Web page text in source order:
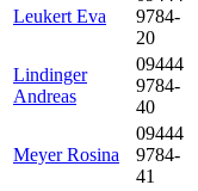
Leukert Eva
9784-
20
Lindinger
Andreas
09444
9784-
40
Meyer Rosina
09444
9784-
41